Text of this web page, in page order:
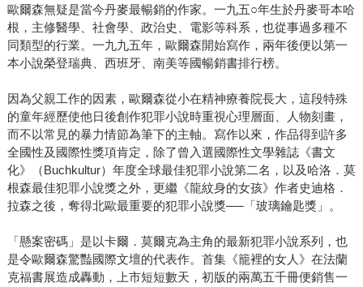
歐爾森無疑是當今丹麥最暢銷的作家。一九五○年生於丹麥哥本哈
根，主修醫學、社會學、政治史、電影等科系，也從事過多種不
同類型的行業。一九九五年，歐爾森開始寫作，兩年後便以第一
本小說榮登瑞典、西班牙、南美等國暢銷書排行榜。
因為父親工作的因素，歐爾森從小在精神療養院長大，這段特殊
的童年經歷使他日後創作犯罪小說時重視心理層面、人物刻畫，
而不以常見的暴力情節為筆下的主軸。寫作以來，作品得到許多
全國性及國際性獎項肯定，除了曾入選國際性文學雜誌《書文
化》（Buchkultur）年度全球最佳犯罪小說第二名，以及哈洛．莫
根森最佳犯罪小說獎之外，更繼《龍紋身的女孩》作者史迪格．
拉森之後，奪得北歐最重要的犯罪小說獎──「玻璃鑰匙獎」。
「懸案密碼」是以卡爾．莫爾克為主角的最新犯罪小說系列，也
是令歐爾森驚豔國際文壇的代表作。首集《籠裡的女人》在法蘭
克福書展造成轟動，上市短短數天，初版的兩萬五千冊便銷售一